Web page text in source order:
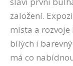
založení.
místa a rozvoje
bílých i
má co